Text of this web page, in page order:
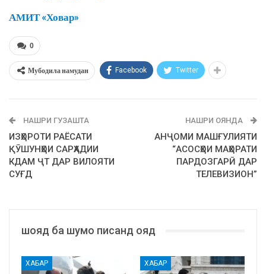
АМИТ «Ховар»
0
Мубодила намудан Facebook Twitter
НАШРИ ГУЗАШТА
ИЗҲОРОТИ РАЁСАТИ
ҚӮШУНҲОИ САРҲАДИИ
КДАМ ҶТ ДАР ВИЛОЯТИ
СУҒД
НАШРИ ОЯНДА
АНҶОМИ МАШҒУЛИЯТИ
“АСОСҲОИ МАҲОРАТИ
ПАРДОЗГАРӢ ДАР
ТЕЛЕВИЗИОН”
шояд ба шумо писанд ояд
ХАБАР ХАБАР